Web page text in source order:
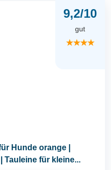
9,2/10
gut
★★★★
Hunde orange |
Tauleine für kleine...